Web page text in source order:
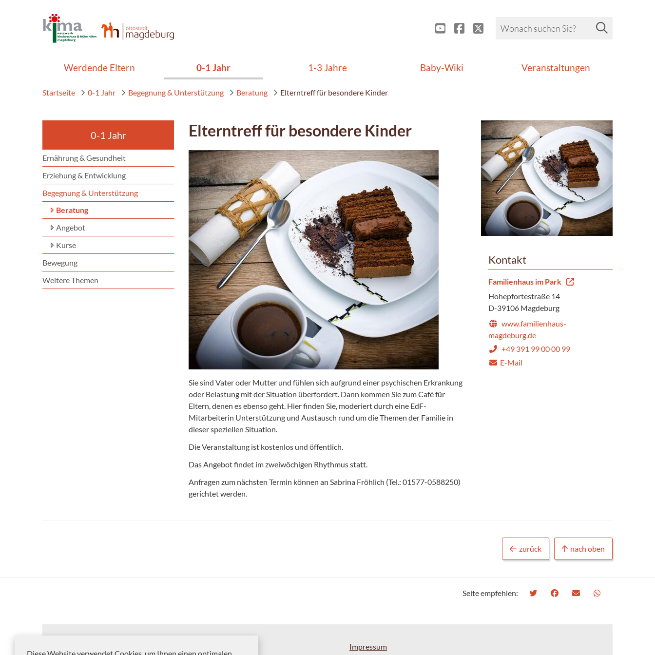
Werdende Eltern 0-1 Jahr 1-3 Jahre Baby-Wiki Veranstaltungen
Startseite 0-1 Jahr Begegnung & Unterstützung Beratung Elterntreff für besondere Kinder
0-1 Jahr
Ernährung & Gesundheit
Erziehung & Entwicklung
Begegnung & Unterstützung
Beratung
Angebot
Kurse
Bewegung
Weitere Themen
Elterntreff für besondere Kinder
Sie sind Vater oder Mutter und fühlen sich aufgrund einer psychischen Erkrankung
oder Belastung mit der Situation überfordert. Dann kommen Sie zum Café für
Eltern, denen es ebenso geht. Hier finden Sie, moderiert durch eine EdF-
Mitarbeiterin Unterstützung und Austausch rund um die Themen der Familie in
dieser speziellen Situation.
Die Veranstaltung ist kostenlos und öffentlich.
Das Angebot findet im zweiwöchigen Rhythmus statt.
Anfragen zum nächsten Termin können an Sabrina Fröhlich (Tel.: 01577-0588250)
gerichtet werden.
Kontakt
Familienhaus im Park
Hohepfortestraße 14
D-39106 Magdeburg
www.familienhaus-
magdeburg.de
+49 391 99 00 00 99
E-Mail
zurück nach oben
Seite empfehlen:
Impressum